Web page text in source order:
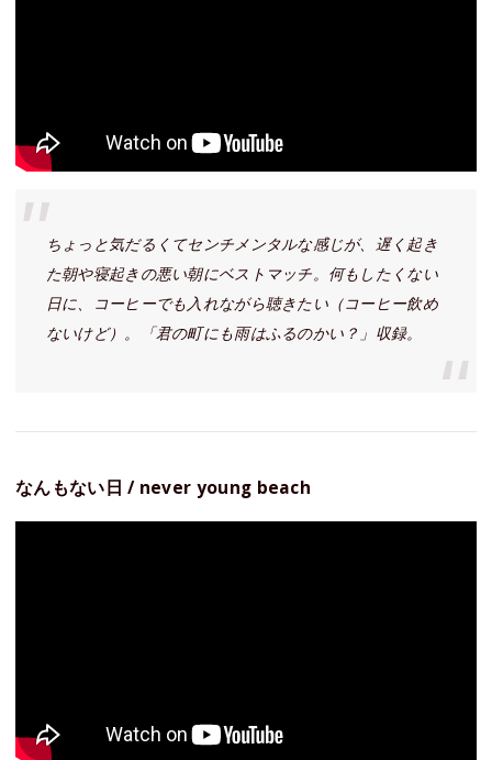
ちょっと気だるくてセンチメンタルな感じが、遅く起き
た朝や寝起きの悪い朝にベストマッチ。何もしたくない
日に、コーヒーでも入れながら聴きたい（コーヒー飲め
ないけど）。「君の町にも雨はふるのかい？」収録。
なんもない日 / never young beach